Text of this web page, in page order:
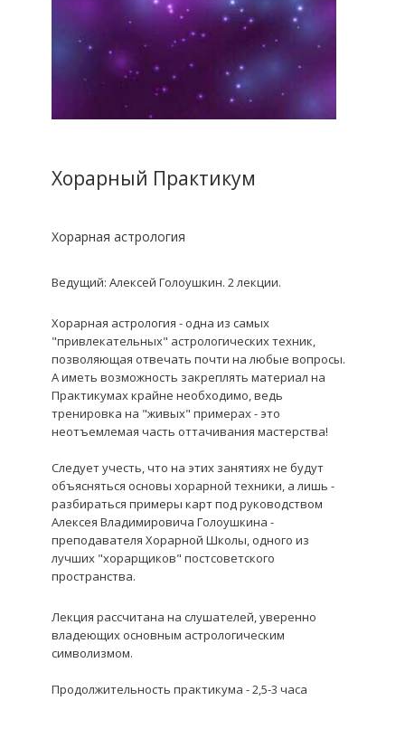
Хорарный Практикум
Хорарная астрология
Ведущий: Алексей Голоушкин. 2 лекции.
Хорарная астрология - одна из самых
"привлекательных" астрологических техник,
позволяющая отвечать почти на любые вопросы.
А иметь возможность закреплять материал на
Практикумах крайне необходимо, ведь
тренировка на "живых" примерах - это
неотъемлемая часть оттачивания мастерства!
Следует учесть, что на этих занятиях не будут
объясняться основы хорарной техники, а лишь -
разбираться примеры карт под руководством
Алексея Владимировича Голоушкина -
преподавателя Хорарной Школы, одного из
лучших "хорарщиков" постсоветского
пространства.
Лекция рассчитана на слушателей, уверенно
владеющих основным астрологическим
символизмом.
Продолжительность практикума - 2,5-3 часа